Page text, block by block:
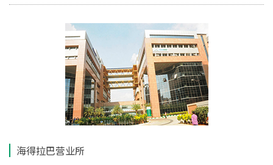
海得拉巴营业所